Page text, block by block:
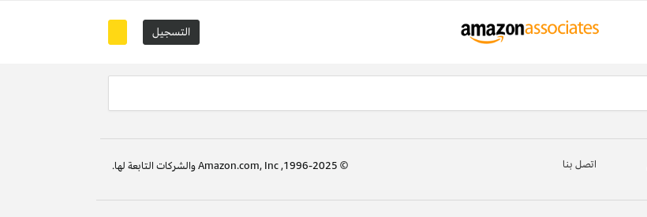
التسجيل
اتصل بنا © 1996-2025, Amazon.com, Inc والشركات التابعة لها.